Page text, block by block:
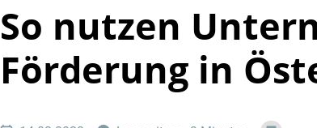
So nutzen
Förderung in